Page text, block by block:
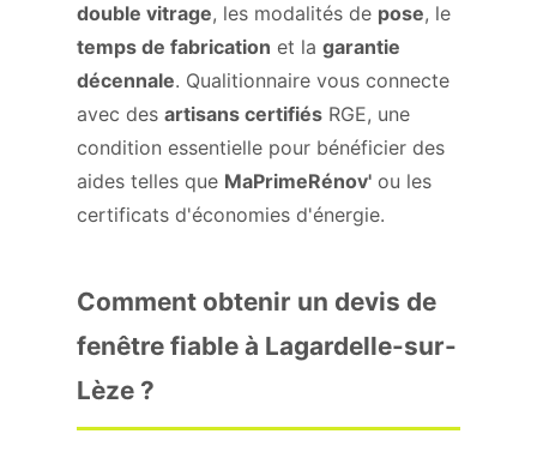
double vitrage, les modalités de pose, le
temps de fabrication et la garantie
décennale. Qualitionnaire vous connecte
avec des artisans certifiés RGE, une
condition essentielle pour bénéficier des
aides telles que MaPrimeRénov' ou les
certificats d'économies d'énergie.
Comment obtenir un devis de
fenêtre fiable à Lagardelle-sur-
Lèze ?